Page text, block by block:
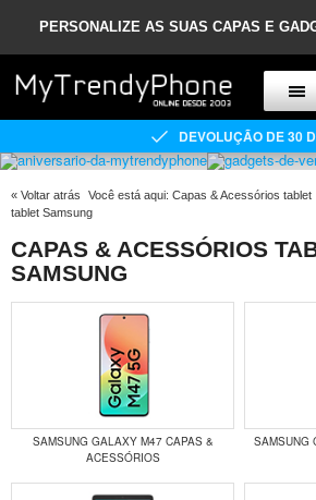
PERSONALIZE AS SUAS CAPAS E
DEVOLUÇÃO DE 30
« Voltar atrás Você está aqui: Capas & Acessórios tablet
tablet Samsung
CAPAS & ACESSÓRIOS
SAMSUNG
SAMSUNG GALAXY M47 CAPAS &
ACESSÓRIOS
SAMSUNG